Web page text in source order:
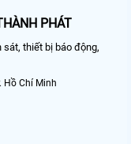
PHÁT
thiết bị báo động,
Hồ Chí Minh